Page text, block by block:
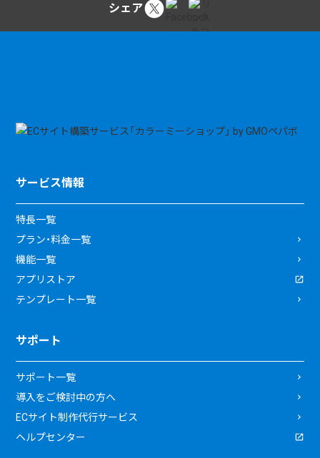
シェア
サービス情報
特長一覧
プラン・料金一覧
機能一覧
アプリストア
テンプレート一覧
サポート
サポート一覧
導入をご検討中の方へ
ECサイト制作代行サービス
ヘルプセンター